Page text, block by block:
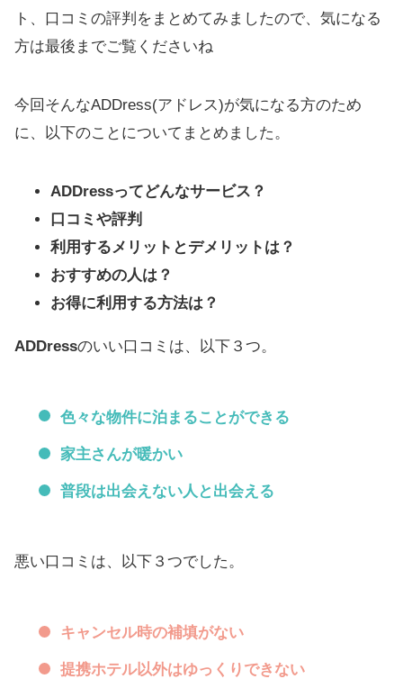
ト、口コミの評判をまとめてみましたので、気になる
方は最後までご覧くださいね
今回そんなADDress(アドレス)が気になる方のため
に、以下のことについてまとめました。
ADDressってどんなサービス？
口コミや評判
利用するメリットとデメリットは？
おすすめの人は？
お得に利用する方法は？
ADDressのいい口コミは、以下３つ。
色々な物件に泊まることができる
家主さんが暖かい
普段は出会えない人と出会える
悪い口コミは、以下３つでした。
キャンセル時の補填がない
提携ホテル以外はゆっくりできない